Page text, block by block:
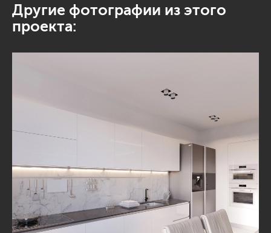
Другие фотографии из этого
проекта: